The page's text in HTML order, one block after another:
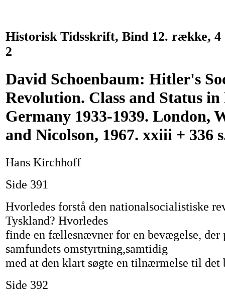
Historisk Tidsskrift, Bind 12. række, 4
2
David Schoenbaum: Hitler's
Revolution. Class and Status in
Germany 1933-1939. London,
and Nicolson, 1967. xxiii + 336
Hans Kirchhoff
Side 391
Hvorledes forstå den nationalsocialistiske
Tyskland? Hvorledes
finde en fællesnævner for en bevægelse, der
samfundets omstyrtning,samtidig
med at den klart søgte en tilnærmelse til det
Side 392